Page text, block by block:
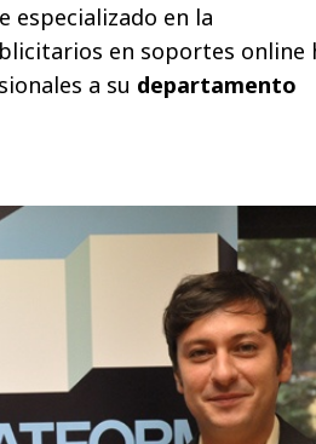
especializado en la
en soportes online
a su departamento